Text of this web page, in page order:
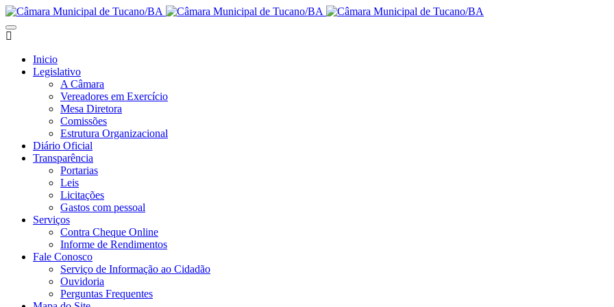
Inicio
Legislativo
A Câmara
Vereadores em Exercício
Mesa Diretora
Comissões
Estrutura Organizacional
Diário Oficial
Transparência
Portarias
Leis
Licitações
Gastos com pessoal
Serviços
Contra Cheque Online
Informe de Rendimentos
Fale Conosco
Serviço de Informação ao Cidadão
Ouvidoria
Perguntas Frequentes